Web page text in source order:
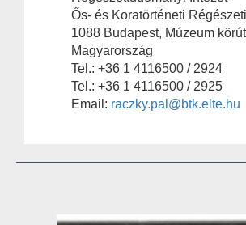
Ős- és Koratörténeti
1088 Budapest, Múzeum
Magyarország
Tel.: +36 1 4116500 / 2924
Tel.: +36 1 4116500 / 2925
Email: raczky.pal@btk.elte.hu